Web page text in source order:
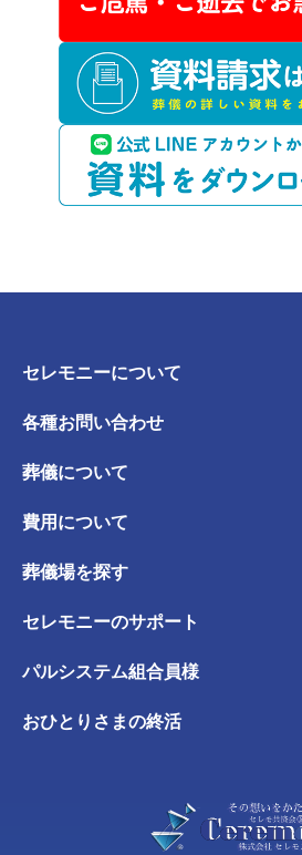
セレモニーについて
各種お問い合わせ
葬儀について
費用について
葬儀場を探す
セレモニーのサポート
パルシステム組合員様
おひとりさまの終活